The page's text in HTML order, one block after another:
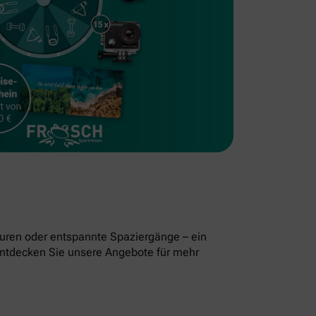
oder entspannte Spaziergänge – ein
Sie unsere Angebote für mehr